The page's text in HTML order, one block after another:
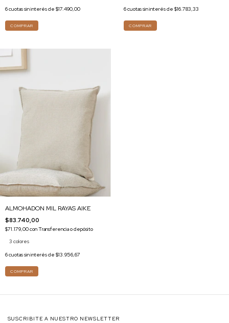
6cuotas sin interés de $17.490,00
COMPRAR
6cuotas sin interés de $16.783,33
COMPRAR
ALMOHADON MIL RAYAS AIKE
$83.740,00
$71.179,00conTransferencia o depósito
3 colores
6cuotas sin interés de $13.956,67
COMPRAR
SUSCRIBITE A NUESTRO NEWSLETTER